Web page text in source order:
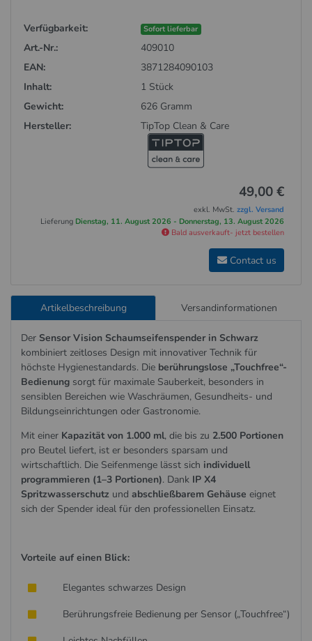
Verfügbarkeit: Sofort lieferbar
Art.-Nr.:
409010
EAN:
3871284090103
Inhalt:
1 Stück
Gewicht:
626 Gramm
Hersteller:
TipTop Clean & Care
49,00 €
exkl. MwSt.zzgl. Versand
Lieferung Dienstag, 11. August 2026 - Donnerstag, 13. August 2026
Bald ausverkauft- jetzt bestellen
Contact us
Artikelbeschreibung Versandinformationen
Der Sensor Vision Schaumseifenspender in Schwarz
kombiniert zeitloses Design mit innovativer Technik für
höchste Hygienestandards. Die berührungslose „Touchfree“-
Bedienung sorgt für maximale Sauberkeit, besonders in
sensiblen Bereichen wie Waschräumen, Gesundheits- und
Bildungseinrichtungen oder Gastronomie.
Mit einer Kapazität von 1.000 ml, die bis zu 2.500 Portionen
pro Beutel liefert, ist er besonders sparsam und
wirtschaftlich. Die Seifenmenge lässt sich individuell
programmieren (1–3 Portionen). Dank IP X4
Spritzwasserschutz undabschließbarem Gehäuse eignet
sich der Spender ideal für den professionellen Einsatz.
Vorteile auf einen Blick:
Elegantes schwarzes Design
Berührungsfreie Bedienung per Sensor („Touchfree“)